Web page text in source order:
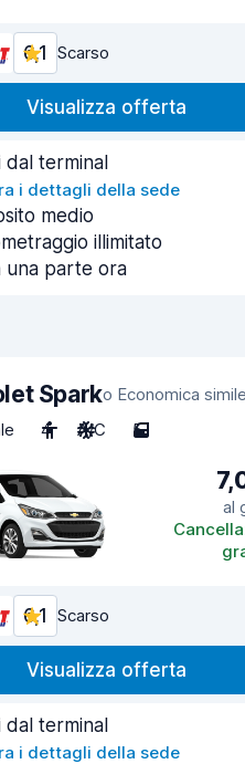
6,1 Scarso
Visualizza offerta
dal terminal
i dettagli della sede
medio
illimitato
una parte ora
Sparko Economica simile
4 A/C 5
al
6,1 Scarso
Visualizza offerta
dal terminal
i dettagli della sede